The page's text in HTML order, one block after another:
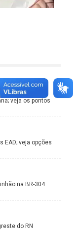
veja os pontos
EAD; veja opções
na BR-304
do RN